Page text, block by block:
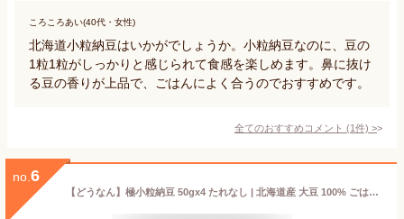
ころころあい(40代・女性)
北海道小粒納豆はいかがでしょうか。小粒納豆なのに、豆の
1粒1粒がしっかりと感じられて食感を楽しめます。鼻に抜け
る豆の香りが上品で、ごはんによく合うのでおすすめです。
全てのおすすめコメント (1件) >
no. 6
【どうなん】極小粒納豆 50gx4 たれなし | 北海道産 大豆 100% ごはんのお供 おかず 納豆 ご飯のお供 朝ごはん 朝食 美味しい納豆 北海道 お取り寄せ なっとう 国産納豆 国産 小粒納豆 小粒